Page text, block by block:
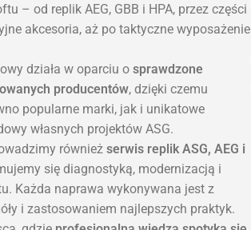
– od replik AEG, GBB i HPA, przez części
akcesoria, aż po taktyczne wyposażenie
działa w oparciu o sprawdzone
producentów, dzięki czemu
popularne marki, jak i unikatowe
własnych projektów ASG.
również serwis replik ASG, AEG i
się diagnostyką, modernizacją i
Każda naprawa wykonywana jest z
i zastosowaniem najlepszych praktyk.